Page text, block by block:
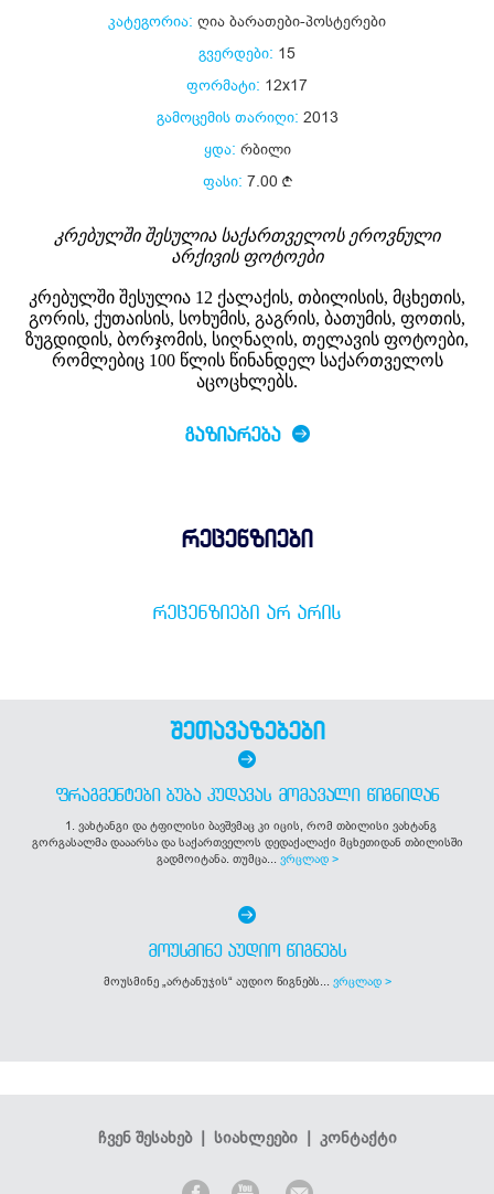
კატეგორია: ღია ბარათები-პოსტერები
გვერდები: 15
ფორმატი: 12x17
გამოცემის თარიღი: 2013
ყდა: რბილი
ფასი: 7.00
კრებულში შესულია საქართველოს ეროვნული
არქივის ფოტოები
კრებულში შესულია 12 ქალაქის, თბილისის, მცხეთის,
გორის, ქუთაისის, სოხუმის, გაგრის, ბათუმის, ფოთის,
ზუგდიდის, ბორჯომის, სიღნაღის, თელავის ფოტოები,
რომლებიც 100 წლის წინანდელ საქართველოს
აცოცხლებს.
ᲒᲐᲖᲘᲐᲠᲔᲑᲐ
რეცენზიები
ᲠᲔᲪᲔᲜᲖᲘᲔᲑᲘ ᲐᲠ ᲐᲠᲘᲡ
შეთავაზებები
ᲤᲠᲐᲒᲛᲔᲜᲢᲔᲑᲘ ᲑᲣᲑᲐ ᲙᲣᲓᲐᲕᲐᲡ ᲛᲝᲛᲐᲕᲐᲚᲘ ᲬᲘᲒᲜᲘᲓᲐᲜ
1. ვახტანგი და ტფილისი ბავშვმაც კი იცის, რომ თბილისი ვახტანგ
გორგასალმა დააარსა და საქართველოს დედაქალაქი მცხეთიდან თბილისში
გადმოიტანა. თუმცა... ვრცლად >
ᲛᲝᲣᲡᲛᲘᲜᲔ ᲐᲣᲓᲘᲝ ᲬᲘᲒᲜᲔᲑᲡ
მოუსმინე „არტანუჯის“ აუდიო წიგნებს... ვრცლად >
ჩვენ შესახებ| სიახლეები| კონტაქტი